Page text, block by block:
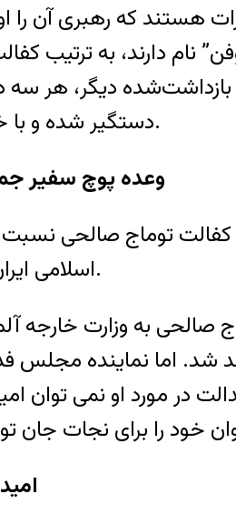
هستند که رهبری آن
نام دارند، به ترتیب
دیگر، هر سه
دستگیر شده و با خطر اعدام روبرو هستند.
وعده پوچ سفیر
کفالت توماج صالحی
اسلامی ایران در برلین ابراز تردید کرد.
به وزارت خارجه
شد. اما نماینده مجلس
مورد او نمی توان